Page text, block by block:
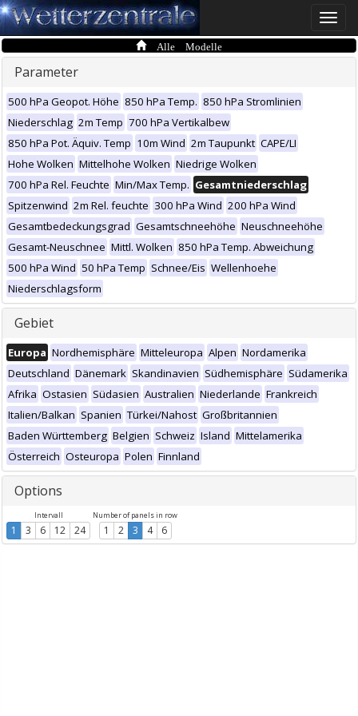
Toggle
Alle Modelle
Parameter
500 hPa Geopot. Höhe 850 hPa Temp. 850 hPa Stromlinien
Niederschlag 2m Temp 700 hPa Vertikalbew
850 hPa Pot. Äquiv. Temp 10m Wind 2m Taupunkt CAPE/LI
Hohe Wolken Mittelhohe Wolken Niedrige Wolken
700 hPa Rel. Feuchte Min/Max Temp. Gesamtniederschlag
Spitzenwind 2m Rel. feuchte 300 hPa Wind 200 hPa Wind
Gesamtbedeckungsgrad Gesamtschneehöhe Neuschneehöhe
Gesamt-Neuschnee Mittl. Wolken 850 hPa Temp. Abweichung
500 hPa Wind 50 hPa Temp Schnee/Eis Wellenhoehe
Niederschlagsform
Gebiet
Europa Nordhemisphäre Mitteleuropa Alpen Nordamerika
Deutschland Dänemark Skandinavien Südhemisphäre Südamerika
Afrika Ostasien Südasien Australien Niederlande Frankreich
Italien/Balkan Spanien Türkei/Nahost Großbritannien
Baden Württemberg Belgien Schweiz Island Mittelamerika
Österreich Osteuropa Polen Finnland
Options
Intervall
1 3 6 12 24
Number of panels in row
1 2 3 4 6